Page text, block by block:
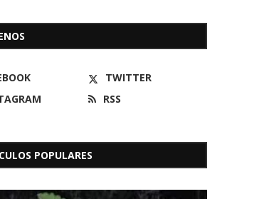
TWITTER
RSS
POPULARES